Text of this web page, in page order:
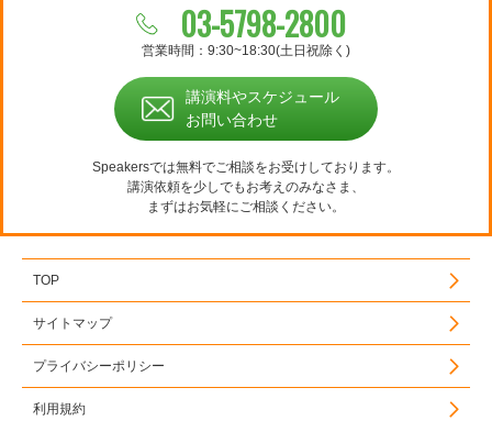
03-5798-2800
営業時間：9:30~18:30(土日祝除く)
講演料やスケジュール
お問い合わせ
Speakersでは無料でご相談をお受けしております。
講演依頼を少しでもお考えのみなさま、
まずはお気軽にご相談ください。
TOP
サイトマップ
プライバシーポリシー
利用規約